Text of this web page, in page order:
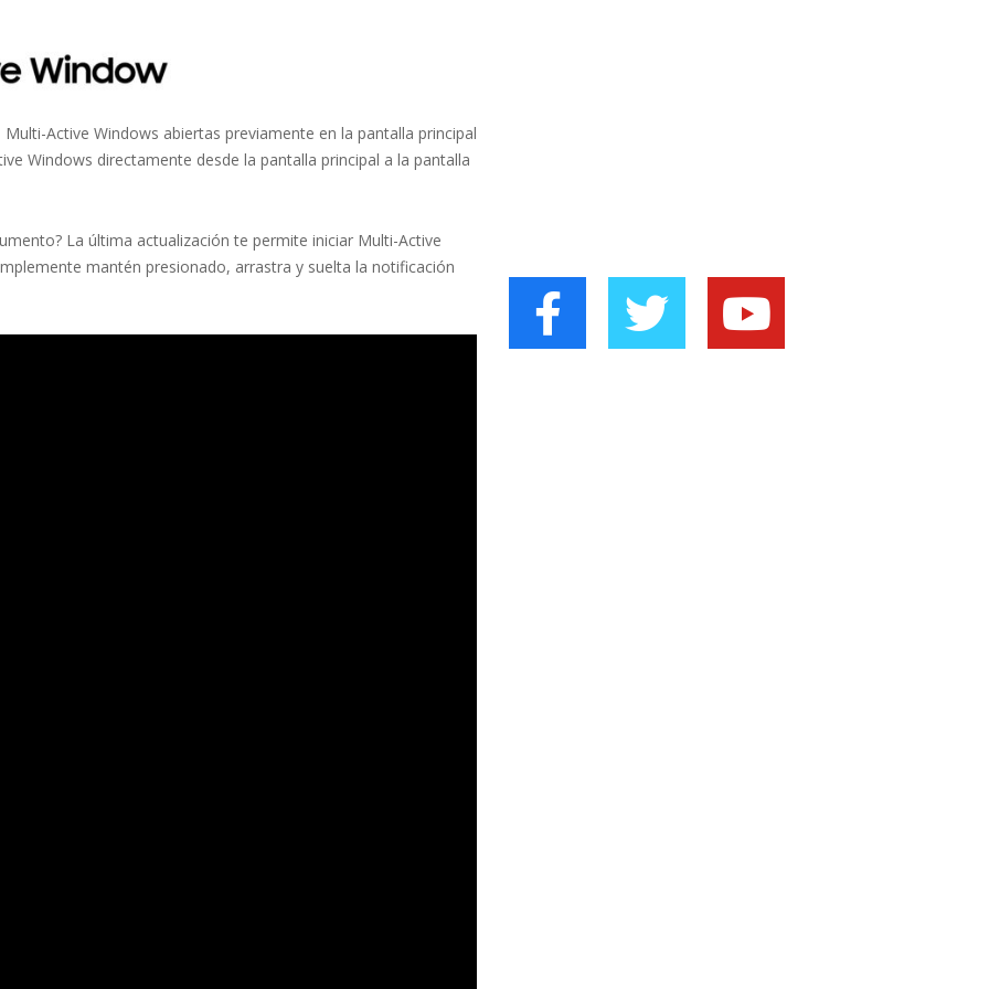
Active Windows abiertas previamente en la pantalla principal
Windows directamente desde la pantalla principal a la pantalla
La última actualización te permite iniciar Multi-Active
mantén presionado, arrastra y suelta la notificación